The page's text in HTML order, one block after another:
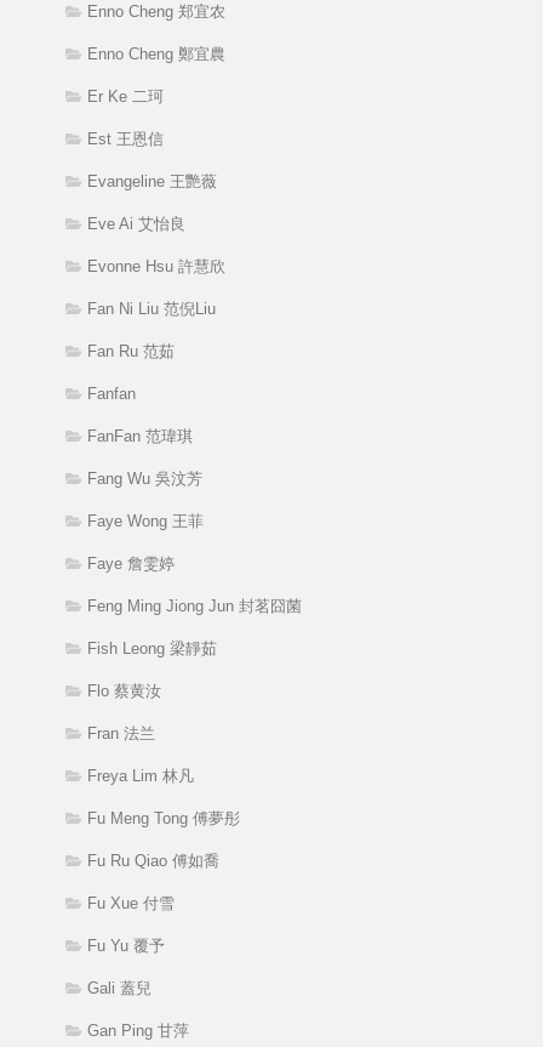
Enno Cheng 郑宜农
Enno Cheng 鄭宜農
Er Ke 二珂
Est 王恩信
Evangeline 王艷薇
Eve Ai 艾怡良
Evonne Hsu 許慧欣
Fan Ni Liu 范倪Liu
Fan Ru 范茹
Fanfan
FanFan 范瑋琪
Fang Wu 吳汶芳
Faye Wong 王菲
Faye 詹雯婷
Feng Ming Jiong Jun 封茗囧菌
Fish Leong 梁靜茹
Flo 蔡黄汝
Fran 法兰
Freya Lim 林凡
Fu Meng Tong 傅夢彤
Fu Ru Qiao 傅如喬
Fu Xue 付雪
Fu Yu 覆予
Gali 蓋兒
Gan Ping 甘萍